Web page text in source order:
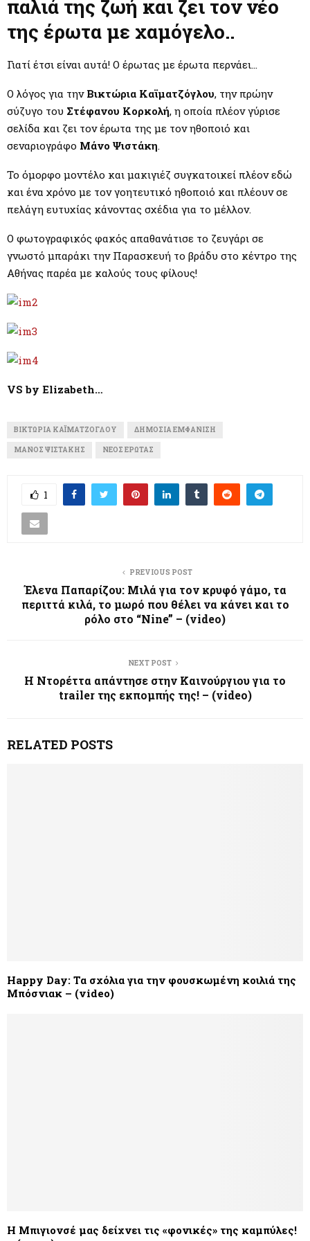
E
N
U
παλιά της ζωή και ζει τον νέο
της έρωτα με χαμόγελο..
Γιατί έτσι είναι αυτά! Ο έρωτας με έρωτα περνάει…
Ο λόγος για την Βικτώρια Καϊματζόγλου, την πρώην
σύζυγο του Στέφανου Κορκολή, η οποία πλέον γύρισε
σελίδα και ζει τον έρωτα της με τον ηθοποιό και
σεναριογράφο Μάνο Ψιστάκη.
Το όμορφο μοντέλο και μακιγιέζ συγκατοικεί πλέον εδώ
και ένα χρόνο με τον γοητευτικό ηθοποιό και πλέουν σε
πελάγη ευτυχίας κάνοντας σχέδια για το μέλλον.
Ο φωτογραφικός φακός απαθανάτισε το ζευγάρι σε
γνωστό μπαράκι την Παρασκευή το βράδυ στο κέντρο της
Αθήνας παρέα με καλούς τους φίλους!
VS by Elizabeth…
ΒΙΚΤΏΡΙΑ ΚΑΪΜΑΤΖΌΓΛΟΥ ΔΗΜΌΣΙΑ ΕΜΦΆΝΙΣΗ
ΜΆΝΟΣ ΨΙΣΤΆΚΗΣ ΝΈΟΣ ΈΡΩΤΑΣ
1
PREVIOUS POST
Έλενα Παπαρίζου: Μιλά για τον κρυφό γάμο, τα
περιττά κιλά, το μωρό που θέλει να κάνει και το
ρόλο στο “Nine” – (video)
NEXT POST
Η Ντορέττα απάντησε στην Καινούργιου για το
trailer της εκπομπής της! – (video)
RELATED POSTS
Happy Day: Τα σχόλια για την φουσκωμένη κοιλιά της
Μπόσνιακ – (video)
Η Μπιγιονσέ μας δείχνει τις «φονικές» της καμπύλες!